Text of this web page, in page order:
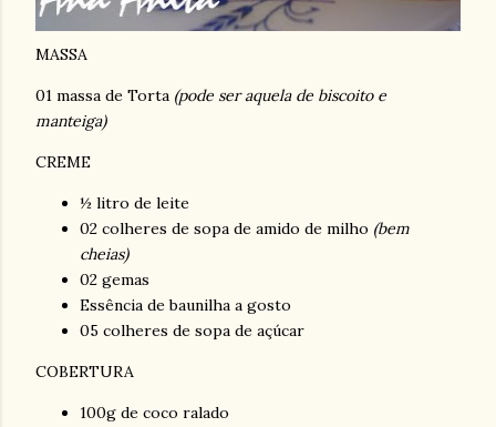
MASSA
01 massa de Torta (pode ser aquela de biscoito e
manteiga)
CREME
½ litro de leite
02 colheres de sopa de amido de milho (bem
cheias)
02 gemas
Essência de baunilha a gosto
05 colheres de sopa de açúcar
COBERTURA
100g de coco ralado